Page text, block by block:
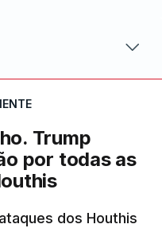
Trump
por todas as
dos Houthis